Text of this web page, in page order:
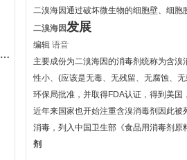
试液,滴定液,缓冲液,指示液,试纸
二溴海因通过破坏微生物的细胞壁、细
二溴海因发展
编辑 语音
主要成份为二溴海因的消毒剂统称为含
性小、(应该是无毒、无残留、无腐蚀、
环保局批准，并取得FDA认证，得到美
近年来国家也开始注重含溴消毒剂因此
消毒，列入中国卫生部《食品用消毒剂
剂